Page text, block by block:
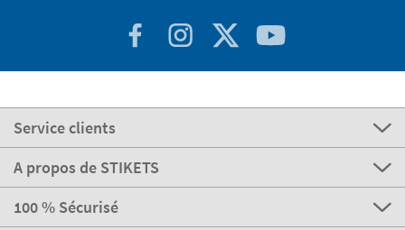
Service clients
A propos de STIKETS
100 % Sécurisé